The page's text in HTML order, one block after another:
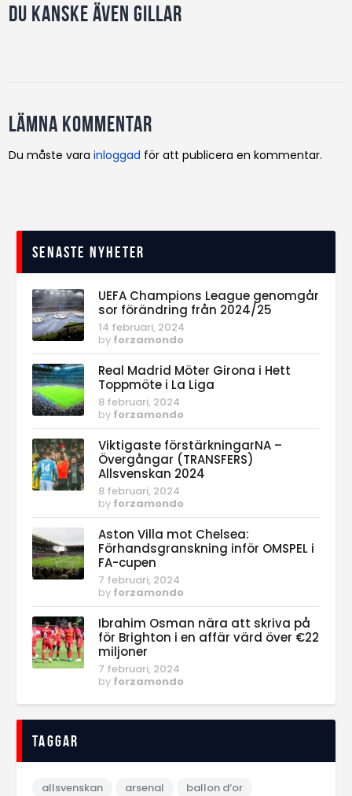
Du kanske även gillar
Lämna kommentar
Du måste varainloggad för att publicera en kommentar.
Senaste nyheter
UEFA Champions League genomgår
sor förändring från 2024/25
14 februari, 2024
by forzamondo
Real Madrid Möter Girona i Hett
Toppmöte i La Liga
8 februari, 2024
by forzamondo
Viktigaste förstärkningarNA –
Övergångar (TRANSFERS)
Allsvenskan 2024
8 februari, 2024
by forzamondo
Aston Villa mot Chelsea:
Förhandsgranskning inför OMSPEL i
FA-cupen
7 februari, 2024
by forzamondo
Ibrahim Osman nära att skriva på
för Brighton i en affär värd över €22
miljoner
7 februari, 2024
by forzamondo
Taggar
allsvenskan arsenal
ballon d‘or